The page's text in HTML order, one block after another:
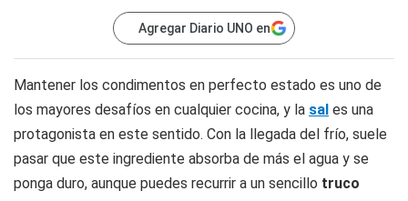
Agregar Diario UNO en
Mantener los condimentos en perfecto estado es uno de
los mayores desafíos en cualquier cocina, y la sal es una
protagonista en este sentido. Con la llegada del frío, suele
pasar que este ingrediente absorba de más el agua y se
ponga duro, aunque puedes recurrir a un sencillo truco